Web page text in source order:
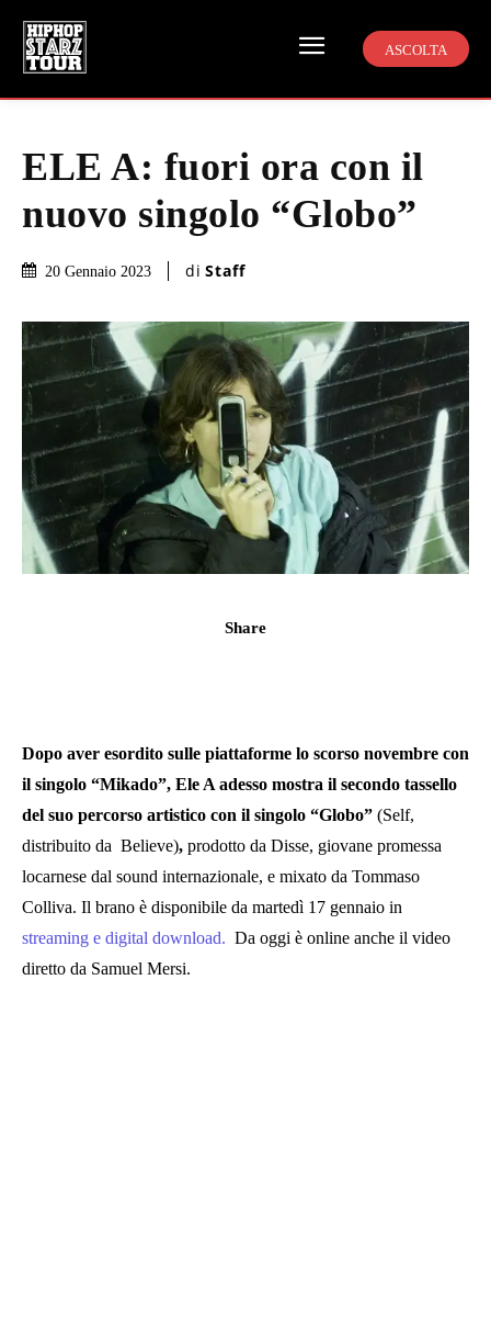
ASCOLTA
ELE A: fuori ora con il
nuovo singolo “Globo”
20 Gennaio 2023 di Staff
Share
Dopo aver esordito sulle piattaforme lo scorso novembre con
il singolo “Mikado”, Ele A adesso mostra il secondo tassello
del suo percorso artistico con il singolo “Globo” (Self,
distribuito da Believe), prodotto da Disse, giovane promessa
locarnese dal sound internazionale, e mixato da Tommaso
Colliva. Il brano è disponibile da martedì 17 gennaio in
streaming e digital download. Da oggi è online anche il video
diretto da Samuel Mersi.